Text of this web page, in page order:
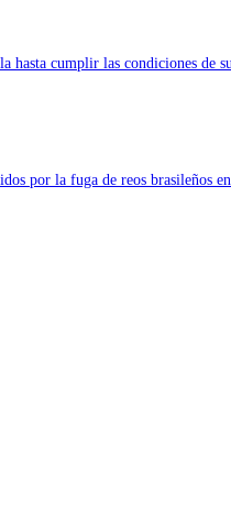
hasta cumplir las condiciones de
por la fuga de reos brasileños en